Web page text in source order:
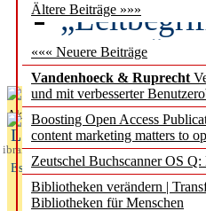
Ältere Beiträge »»»
««« Neuere Beiträge
Vandenhoeck & Ruprecht
und mit verbesserter
Boosting Open Access
content marketing matters to
Zeutschel Buchscanner OS
Bibliotheken verändern |
Bibliotheken für Menschen
des BIÖG
Aktuelles aus
L
ibrary
Essentials